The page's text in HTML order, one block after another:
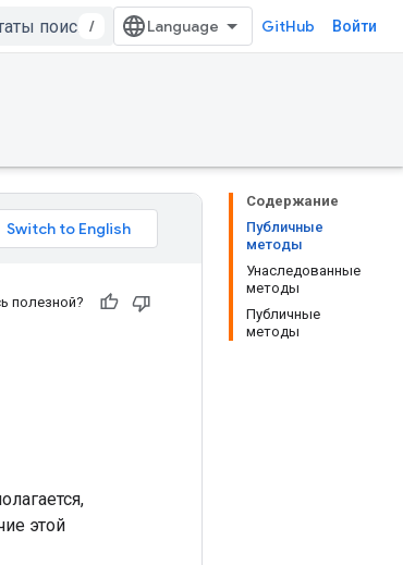
/ GitHub Войти
Содержание
Публичные
методы
Унаследованные
методы
Публичные
методы
полезной?
этой